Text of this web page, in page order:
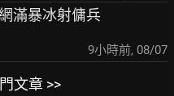
滿暴冰射傭兵
9小時前, 08/07
文章 >>